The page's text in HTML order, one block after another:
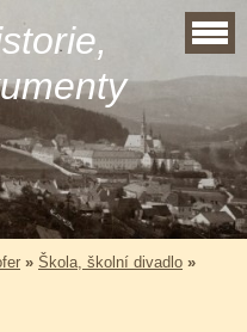
» Škola, školní divadlo »